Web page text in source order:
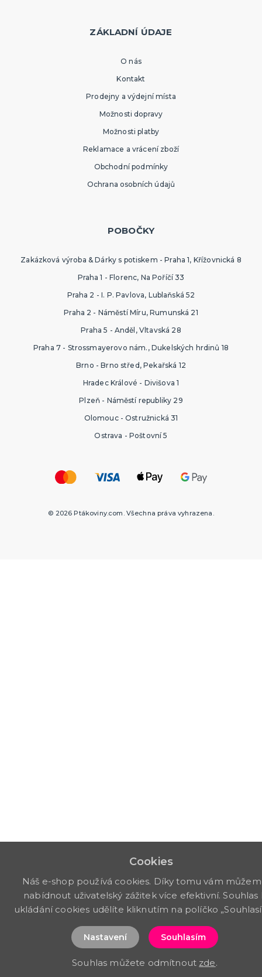
ZÁKLADNÍ ÚDAJE
O nás
Kontakt
Prodejny a výdejní místa
Možnosti dopravy
Možnosti platby
Reklamace a vrácení zboží
Obchodní podmínky
Ochrana osobních údajů
POBOČKY
Zakázková výroba & Dárky s potiskem - Praha 1, Křížovnická 8
Praha 1 - Florenc, Na Poříčí 33
Praha 2 - I. P. Pavlova, Lublaňská 52
Praha 2 - Náměstí Míru, Rumunská 21
Praha 5 - Anděl, Vltavská 28
Praha 7 - Strossmayerovo nám., Dukelských hrdinů 18
Brno - Brno střed, Pekařská 12
Hradec Králové - Divišova 1
Plzeň - Náměstí republiky 29
Olomouc - Ostružnická 31
Ostrava - Poštovní 5
© 2026 Ptákoviny.com. Všechna práva vyhrazena.
Cookies
Náš e-shop používá cookies. Díky tomu vám
nabídnout uživatelský zážitek více efektivní. Souhlas
ukládání cookies udělíte kliknutím na políčko
Nastavení Souhlasím
Souhlas můžete odmítnout zde.